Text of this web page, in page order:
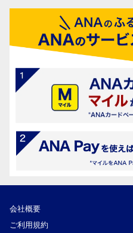
会社概要
ご利用規約